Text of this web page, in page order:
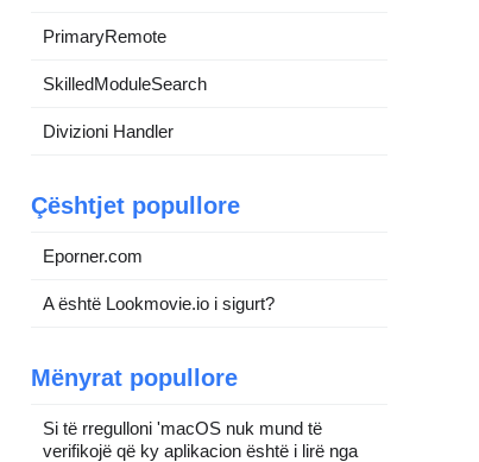
PrimaryRemote
SkilledModuleSearch
Divizioni Handler
Çështjet popullore
Eporner.com
A është Lookmovie.io i sigurt?
Mënyrat popullore
Si të rregulloni 'macOS nuk mund të
verifikojë që ky aplikacion është i lirë nga